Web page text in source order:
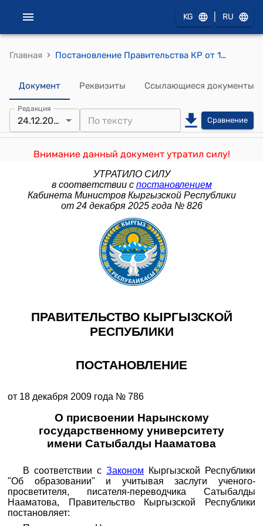
KG RU
Главная › Постановление Правительства КР от 18 декабря 2009года № 786 "О присвоении Нарынскому государственному университету имени Сатыбалды Нааматова"
Документ Реквизиты Ссылающиеся документы
Редакция
24.12.2025 Сравнение
Внимание данный документ утратил силу!